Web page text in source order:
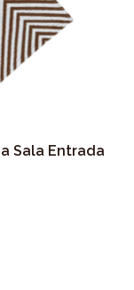
Sala Entrada